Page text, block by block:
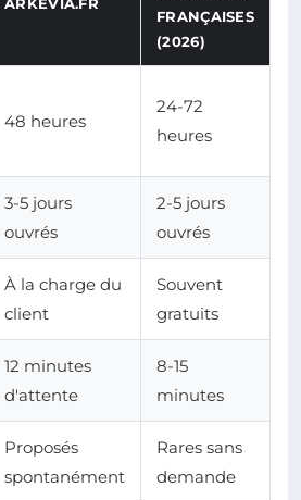
FRANÇAISES
(2026)
48 heures
24-72
heures
3-5 jours
ouvrés
2-5 jours
ouvrés
À la charge du
client
Souvent
gratuits
12 minutes
d'attente
8-15
minutes
Proposés
spontanément
Rares sans
demande